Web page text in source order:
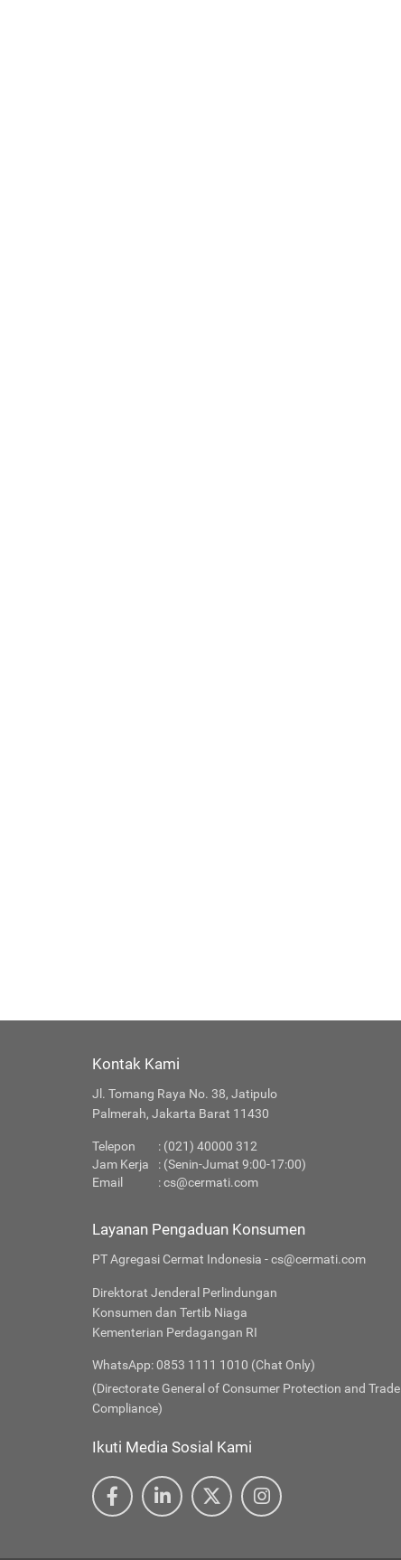
Kontak Kami
Jl. Tomang Raya No. 38, Jatipulo
Palmerah, Jakarta Barat 11430
Telepon
: (021) 40000 312
Jam Kerja
: (Senin-Jumat 9:00-17:00)
Email
:cs@cermati.com
Layanan Pengaduan Konsumen
PT Agregasi Cermat Indonesia - cs@cermati.com
Direktorat Jenderal Perlindungan
Konsumen dan Tertib Niaga
Kementerian Perdagangan RI
WhatsApp: 0853 1111 1010 (Chat Only)
(Directorate General of Consumer Protection and Trade
Compliance)
Ikuti Media Sosial Kami